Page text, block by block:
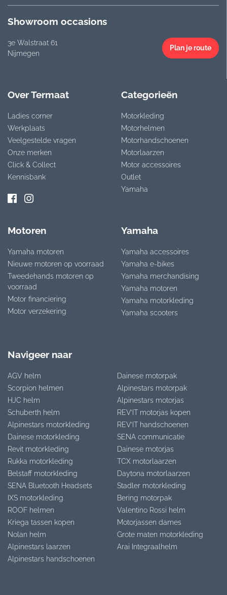
Showroom occasions
3e Walstraat 61
Nijmegen
Plan je route
Over Termaat
Ladies corner
Werkplaats
Veelgestelde vragen
Onze merken
Click & Collect
Kennisbank
Categorieën
Motorkleding
Motorhelmen
Motorhandschoenen
Motorlaarzen
Motor accessoires
Outlet
Yamaha
Motoren
Yamaha motoren
Nieuwe motoren op voorraad
Tweedehands motoren op
voorraad
Motor financiering
Motor verzekering
Yamaha
Yamaha accessoires
Yamaha e-bikes
Yamaha merchandising
Yamaha motoren
Yamaha motorkleding
Yamaha scooters
Navigeer naar
AGV helm
Scorpion helmen
HJC helm
Schuberth helm
Alpinestars motorkleding
Dainese motorkleding
Revit motorkleding
Rukka motorkleding
Belstaff motorkleding
SENA Bluetooth Headsets
IXS motorkleding
ROOF helmen
Kriega tassen kopen
Nolan helm
Alpinestars laarzen
Alpinestars handschoenen
Dainese motorpak
Alpinestars motorpak
Alpinestars motorjas
REV’IT motorjas kopen
REV’IT handschoenen
SENA communicatie
Dainese motorjas
TCX motorlaarzen
Daytona motorlaarzen
Stadler motorkleding
Bering motorpak
Valentino Rossi helm
Motorjassen dames
Grote maten motorkleding
Arai Integraalhelm